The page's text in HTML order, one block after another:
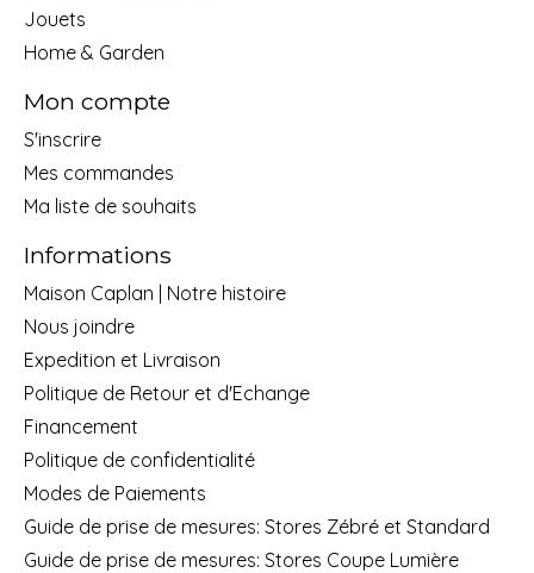
Jouets
Home & Garden
Mon compte
S'inscrire
Mes commandes
Ma liste de souhaits
Informations
Maison Caplan | Notre histoire
Nous joindre
Expedition et Livraison
Politique de Retour et d'Echange
Financement
Politique de confidentialité
Modes de Paiements
Guide de prise de mesures: Stores Zébré et Standard
Guide de prise de mesures: Stores Coupe Lumière